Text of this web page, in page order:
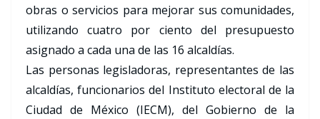
obras o servicios para mejorar sus comunidades,
utilizando cuatro por ciento del presupuesto
asignado a cada una de las 16 alcaldías.
Las personas legisladoras, representantes de las
alcaldías, funcionarios del Instituto electoral de la
Ciudad de México (IECM), del Gobierno de la